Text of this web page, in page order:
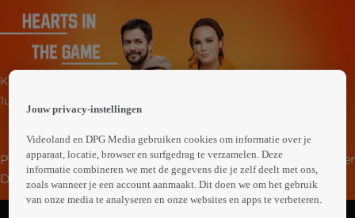
Komedie
1uur21min
Publicist Hazel moet het imago opvijzelen van honkballer
Diego Vasquez, die op een beslissend moment tijdens
een wedstrijd bevroor. De opdracht is extra uitdagend,
Abonneren op Videoland
Jouw privacy-instellingen
Videoland en DPG Media gebruiken cookies om informatie over je
apparaat, locatie, browser en surfgedrag te verzamelen. Deze
informatie combineren we met de gegevens die je zelf deelt met ons,
zoals wanneer je een account aanmaakt. Dit doen we om het gebruik
van onze media te analyseren en onze websites en apps te verbeteren.